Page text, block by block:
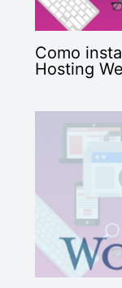
Como
Hosting